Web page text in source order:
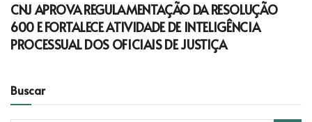
CNJ APROVA REGULAMENTAÇÃO DA RESOLUÇÃO
600 E FORTALECE ATIVIDADE DE INTELIGÊNCIA
PROCESSUAL DOS OFICIAIS DE JUSTIÇA
Buscar